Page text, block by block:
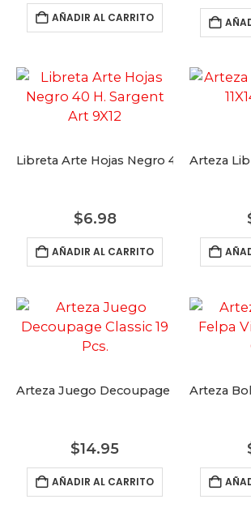
AÑADIR AL CARRITO
Libreta Arte Hojas Negro 40 H. Sargent
$6.98
AÑADIR AL CARRITO
Arteza
Arteza Juego Decoupage Classic 19
$14.95
AÑADIR AL CARRITO
Arteza